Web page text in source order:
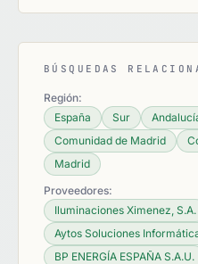
BÚSQUEDAS
Región:
España
Sur
Comunidad de Madrid
Madrid
Proveedores:
Iluminaciones Ximenez, S.A.
Aytos Soluciones
BP ENERGÍA ESPAÑA S.A.U.